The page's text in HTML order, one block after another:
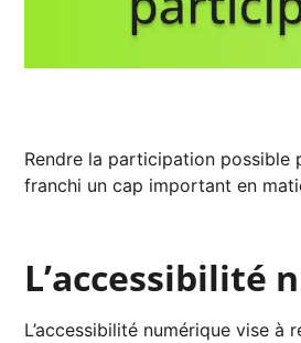
Rendre la participation possible
franchi un cap important en
L’accessibilité
L’accessibilité numérique vise